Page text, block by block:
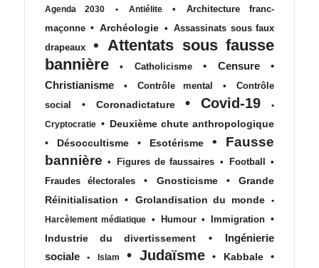
Agenda 2030 • Antiélite •
Architecture franc-
maçonne • Archéologie • Assassinats sous faux
drapeaux
• Attentats sous fausse
bannière
• Catholicisme • Censure
•
Christianisme
• Contrôle mental •
Contrôle
social
• Coronadictature • Covid-19
•
Cryptocratie • Deuxième chute anthropologique
•
Désoccultisme • Esotérisme •
Fausse
bannière • Figures de faussaires • Football •
Fraudes électorales
• Gnosticisme •
Grande
Réinitialisation
• Grolandisation du monde
•
Harcèlement médiatique • Humour • Immigration •
Industrie du divertissement
•
Ingénierie
sociale
• Islam • Judaïsme • Kabbale
•